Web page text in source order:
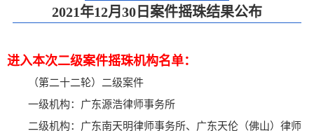
2021年12月30日案件摇珠结果公布
进入本次二级案件摇珠机构名单：
（第二十二轮）二级案件
一级机构：广东源浩律师事务所
二级机构：广东南天明律师事务所、广东天伦（佛山）律师